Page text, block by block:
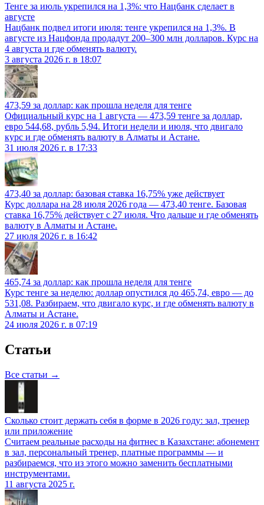
Тенге за июль укрепился на 1,3%: что Нацбанк сделает в
августе
Нацбанк подвел итоги июля: тенге укрепился на 1,3%. В
августе из Нацфонда продадут 200–300 млн долларов. Курс на
4 августа и где обменять валюту.
3 августа 2026 г. в 18:07
473,59 за доллар: как прошла неделя для тенге
Официальный курс на 1 августа — 473,59 тенге за доллар,
евро 544,68, рубль 5,94. Итоги недели и июля, что двигало
курс и где обменять валюту в Алматы и Астане.
31 июля 2026 г. в 17:33
473,40 за доллар: базовая ставка 16,75% уже действует
Курс доллара на 28 июля 2026 года — 473,40 тенге. Базовая
ставка 16,75% действует с 27 июля. Что дальше и где обменять
валюту в Алматы и Астане.
27 июля 2026 г. в 16:42
465,74 за доллар: как прошла неделя для тенге
Курс тенге за неделю: доллар опустился до 465,74, евро — до
531,08. Разбираем, что двигало курс, и где обменять валюту в
Алматы и Астане.
24 июля 2026 г. в 07:19
Статьи
Все статьи →
Сколько стоит держать себя в форме в 2026 году: зал, тренер
или приложение
Считаем реальные расходы на фитнес в Казахстане: абонемент
в зал, персональный тренер, платные программы — и
разбираемся, что из этого можно заменить бесплатными
инструментами.
11 августа 2025 г.